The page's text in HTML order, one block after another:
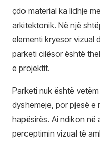
çdo material ka lidhje
arkitektonik. Në një
elementi kryesor vizual
parketi cilësor është
e projektit.
Parketi nuk është
dyshemeje, por pjesë e
hapësirës. Ai ndikon
perceptimin vizual të